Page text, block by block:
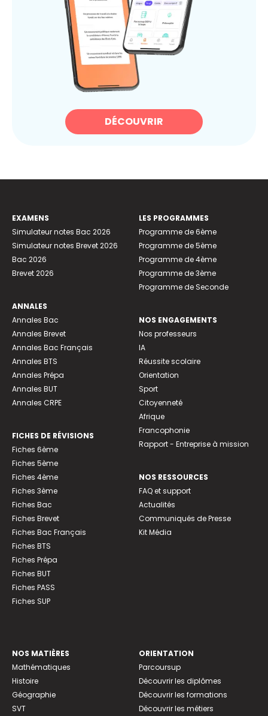
DÉCOUVRIR
EXAMENS
Simulateur notes Bac 2026
Simulateur notes Brevet 2026
Bac 2026
Brevet 2026
ANNALES
Annales Bac
Annales Brevet
Annales Bac Français
Annales BTS
Annales Prépa
Annales BUT
Annales CRPE
FICHES DE RÉVISIONS
Fiches 6ème
Fiches 5ème
Fiches 4ème
Fiches 3ème
Fiches Bac
Fiches Brevet
Fiches Bac Français
Fiches BTS
Fiches Prépa
Fiches BUT
Fiches PASS
Fiches SUP
LES PROGRAMMES
Programme de 6ème
Programme de 5ème
Programme de 4ème
Programme de 3ème
Programme de Seconde
NOS ENGAGEMENTS
Nos professeurs
IA
Réussite scolaire
Orientation
Sport
Citoyenneté
Afrique
Francophonie
Rapport - Entreprise à mission
NOS RESSOURCES
FAQ et support
Actualités
Communiqués de Presse
Kit Média
NOS MATIÈRES
Mathématiques
Histoire
Géographie
SVT
ORIENTATION
Parcoursup
Découvrir les diplômes
Découvrir les formations
Découvrir les métiers